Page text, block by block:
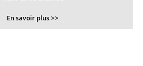
En savoir plus >>